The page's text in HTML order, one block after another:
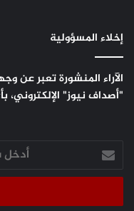
إخلاء المسؤولية
الآراء المنشورة تعبر عن
"أصداف نيوز" الإلكتروني،
أدخل
بريدك
الإلكتروني